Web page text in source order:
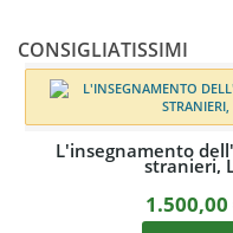
CONSIGLIATISSIMI
dell'Italiano agli
stranieri, L2